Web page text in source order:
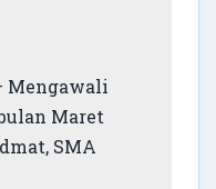
Mengawali
Maret
SMA